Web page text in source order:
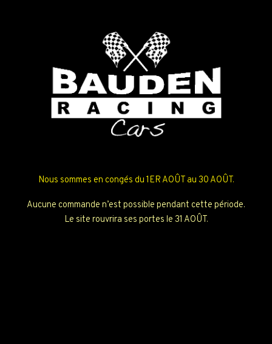
Nous sommes en congés du 1ER AOÛT au 30 AOÛT.
Aucune commande n’est possible pendant cette période.
Le site rouvrira ses portes le 31 AOÛT.